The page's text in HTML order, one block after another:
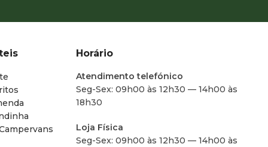
Horário
Atendimento telefónico
Seg-Sex: 09h00 às 12h30 — 14h00 às
18h30
Loja Física
Seg-Sex: 09h00 às 12h30 — 14h00 às